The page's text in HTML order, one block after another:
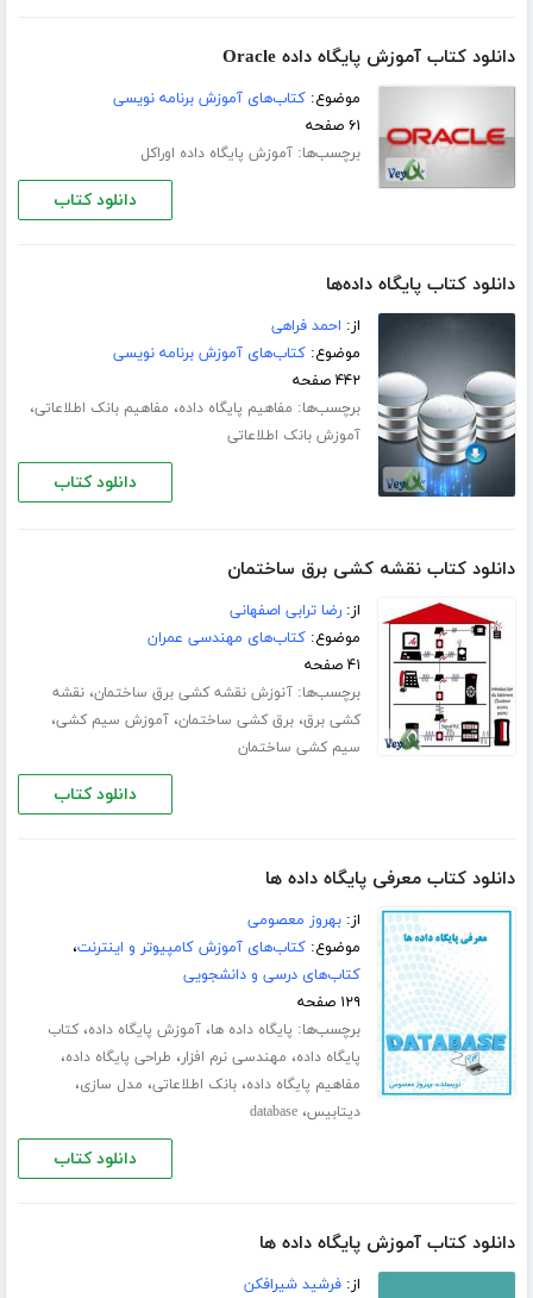
دانلود کتاب آموزش پایگاه داده Oracle
موضوع:کتاب‌های آموزش برنامه نویسی
۶۱ صفحه
برچسب‌ها:آموزش پایگاه داده اوراکل
دانلود کتاب
دانلود کتاب پایگاه داده‌‌ها
از: احمد فراهی
موضوع:کتاب‌های آموزش برنامه نویسی
۴۴۲ صفحه
برچسب‌ها: مفاهیم پایگاه داده، مفاهیم بانک اطلاعاتی،
آموزش بانک اطلاعاتی
دانلود کتاب
دانلود کتاب نقشه کشی برق ساختمان
از:رضا ترابی اصفهانی
موضوع:کتاب‌های مهندسی عمران
۴۱ صفحه
برچسب‌ها:آنوزش نقشه کشی برق ساختمان،نقشه
کشی برق،برق کشی ساختمان،آموزش سیم کشی،
سیم کشی ساختمان
دانلود کتاب
دانلود کتاب معرفی پایگاه داده ها
از:بهروز معصومی
موضوع:کتاب‌های آموزش کامپیوتر و اینترنت،
کتاب‌های درسی و دانشجویی
۱۲۹ صفحه
برچسب‌ها: پایگاه داده ها،آموزش پایگاه داده،کتاب
پایگاه داده، مهندسی نرم افزار، طراحی پایگاه داده،
مفاهیم پایگاه داده،بانک اطلاعاتی، مدل سازی،
دیتابیس،database
دانلود کتاب
دانلود کتاب آموزش پایگاه داده ها
از:فرشید شیرافکن